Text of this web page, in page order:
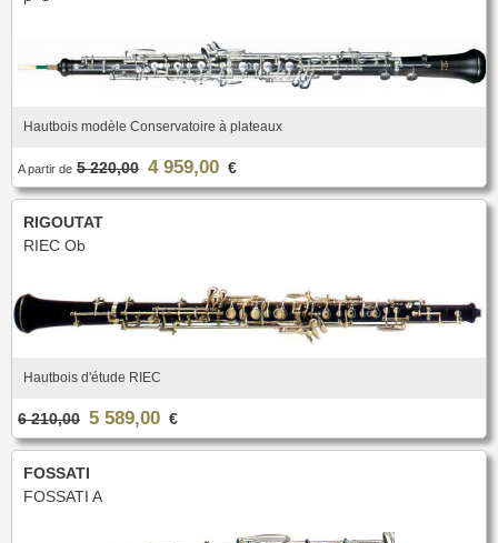
Hautbois modèle Conservatoire à plateaux
A partir de 5 220,00 4 959,00 €
RIGOUTAT
RIEC Ob
Hautbois d'étude RIEC
6 210,00 5 589,00 €
FOSSATI
FOSSATI A